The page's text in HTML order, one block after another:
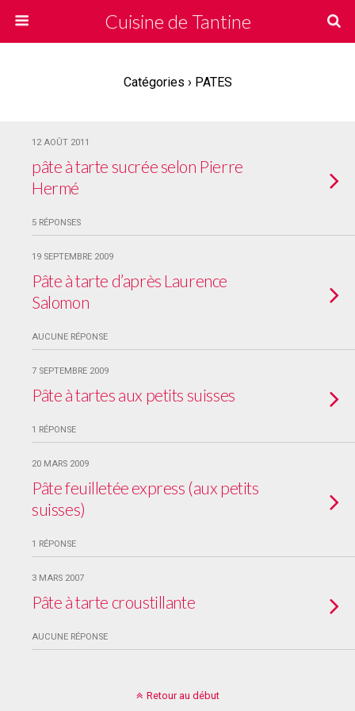
Cuisine de Tantine
Catégories › PATES
12 AOÛT 2011
pâte à tarte sucrée selon Pierre
Hermé
5 RÉPONSES
19 SEPTEMBRE 2009
Pâte à tarte d’après Laurence
Salomon
AUCUNE RÉPONSE
7 SEPTEMBRE 2009
Pâte à tartes aux petits suisses
1 RÉPONSE
20 MARS 2009
Pâte feuilletée express (aux petits
suisses)
1 RÉPONSE
3 MARS 2007
Pâte à tarte croustillante
AUCUNE RÉPONSE
Retour au début